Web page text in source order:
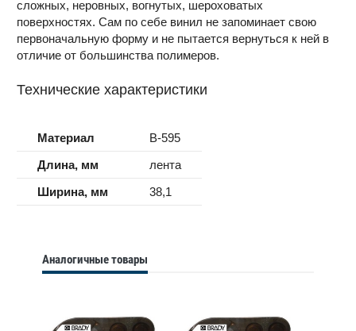
сложных, неровных, вогнутых, шероховатых
поверхностях. Сам по себе винил не запоминает свою
первоначальную форму и не пытается вернуться к ней в
отличие от большинства полимеров.
Технические характеристики
Материал
B-595
Длина, мм
лента
Ширина, мм
38,1
Аналогичные товары